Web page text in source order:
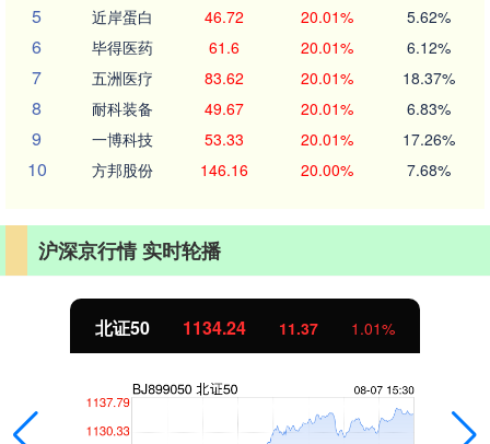
5 近岸蛋白 46.72 20.01% 5.62%
6 毕得医药 61.6 20.01% 6.12%
7 五洲医疗 83.62 20.01% 18.37%
8 耐科装备 49.67 20.01% 6.83%
9 一博科技 53.33 20.01% 17.26%
10 方邦股份 146.16 20.00% 7.68%
沪深京行情 实时轮播
北证50 1134.24 11.37 1.01%